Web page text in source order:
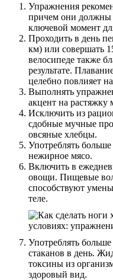
Упражнения
причем они должны
ключевой момент
Проходить в день
км) или совершать
велосипеде также
результате.
целебно повлияет
Выполнять
акцент на
Исключить из
сдобные мучные
овсяные хлебцы.
Употреблять
нежирное мясо.
Включить в
овощи. Пищевые
способствуют
теле.
Употреблять
стаканов в день.
токсины из
здоровый вид.